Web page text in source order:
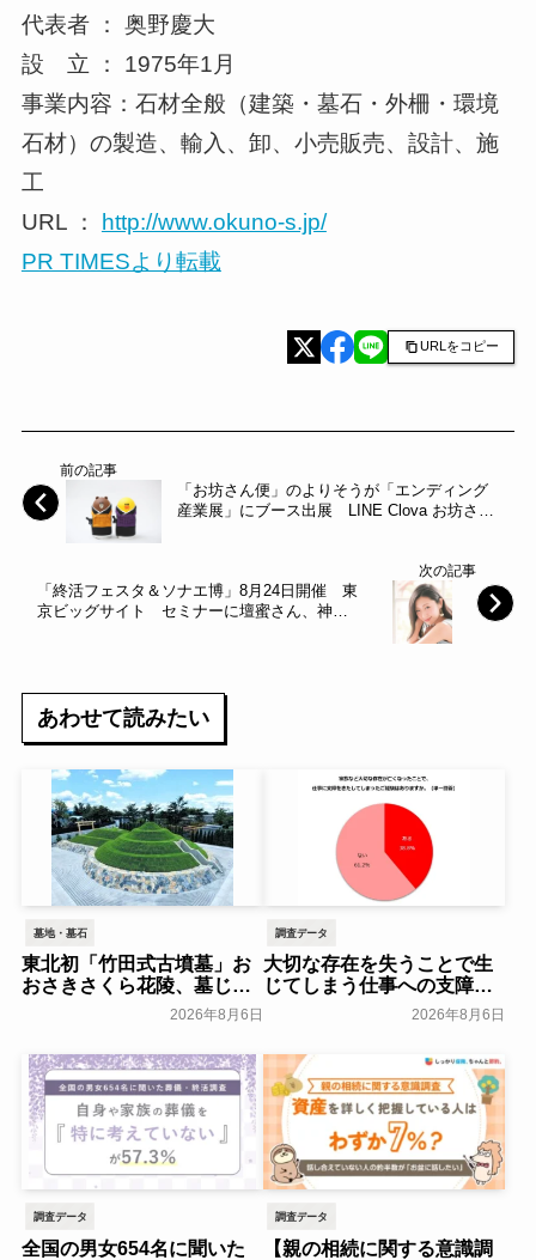
代表者 ： 奥野慶大
設 立 ： 1975年1月
事業内容：石材全般（建築・墓石・外柵・環境
石材）の製造、輸入、卸、小売販売、設計、施
工
URL ：
http://www.okuno-s.jp/
PR TIMESより転載
URLをコピー
前の記事
「お坊さん便」のよりそうが「エンディング
産業展」にブース出展 LINE Clova お坊さん
次の記事
「終活フェスタ＆ソナエ博」8月24日開催 東
京ビッグサイト セミナーに壇蜜さん、神田
あわせて読みたい
墓地・墓石
東北初「竹田式古墳墓」お
おさきさくら花陵、墓じま
いのご負担を軽減する「墓
じまいアシストプラン」を
開始 ─ 合同永久埋葬（合祀
墓）への改葬がお二人目以
降100,000円（税込）に【株
式会社前方後円墳】～前方
後円墳～
一般公開
2026年8月6日
調査データ
大切な存在を失うことで生
じてしまう仕事への支障
「経験がある」38.8％～ビ
ースタイルグループ～
2026年8月6日
調査データ
全国の男女654名に聞いた
調査データ
【親の相続に関する意識調